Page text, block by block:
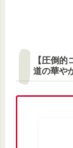
【圧倒
道の華や